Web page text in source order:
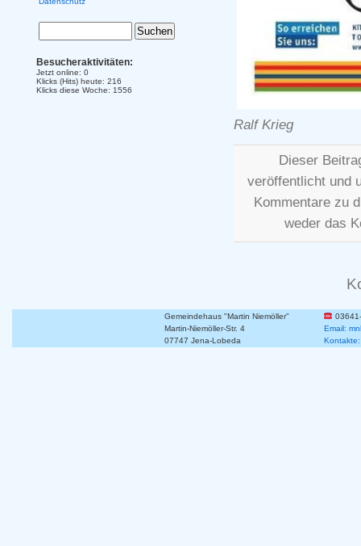
Ralf Krieg
Dieser
veröffentlicht und
Kommentare zu
weder das
Besucheraktivitäten:
Jetzt online: 0
Klicks (Hits) heute: 216
Klicks diese Woche: 1556
Gemeindehaus "Martin Niemöller"
Martin-Niemöller-Str. 4
Email:
07747 Jena-Lobeda